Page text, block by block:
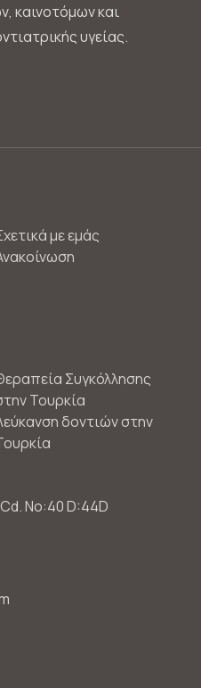
καινοτόμων και
υγείας.
με εμάς
Συγκόλλησης
Τουρκία
δοντιών στην
No:40 D:44D